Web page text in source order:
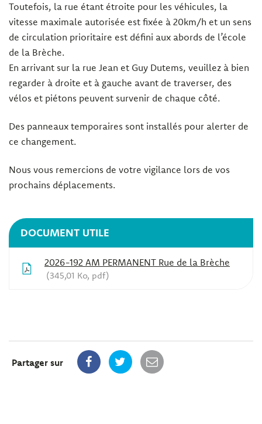
Toutefois, la rue étant étroite pour les véhicules, la
vitesse maximale autorisée est fixée à 20km/h et un sens
de circulation prioritaire est défini aux abords de l’école
de la Brèche.
En arrivant sur la rue Jean et Guy Dutems, veuillez à bien
regarder à droite et à gauche avant de traverser, des
vélos et piétons peuvent survenir de chaque côté.
Des panneaux temporaires sont installés pour alerter de
ce changement.
Nous vous remercions de votre vigilance lors de vos
prochains déplacements.
DOCUMENT UTILE
2026-192 AM PERMANENT Rue de la Brèche
345,01 Ko, pdf
Partager sur